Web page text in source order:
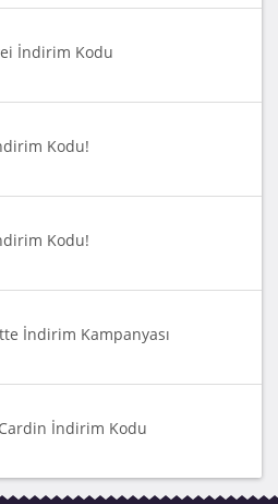
İndirim Kodu
Kodu!
Kodu!
İndirim Kampanyası
İndirim Kodu